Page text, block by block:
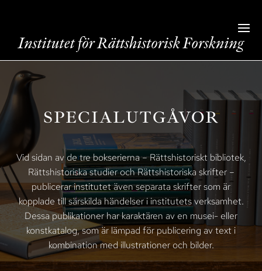
SPECIALUTGÅVOR
Vid sidan av de tre bokserierna – Rättshistoriskt bibliotek,
Rättshistoriska studier och Rättshistoriska skrifter –
publicerar institutet även separata skrifter som är
kopplade till särskilda händelser i institutets verksamhet.
Dessa publikationer har karaktären av en musei- eller
konstkatalog, som är lämpad för publicering av text i
kombination med illustrationer och bilder.